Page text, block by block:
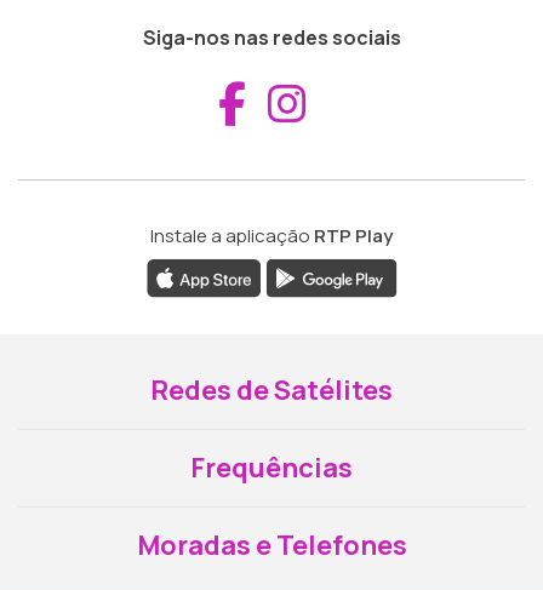
Siga-nos nas redes sociais
Aceder ao
Instale a aplicação RTP Play
Redes de Satélites
Frequências
Moradas e Telefones